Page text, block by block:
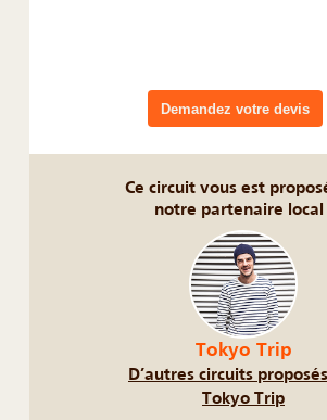
Demandez votre devis
Ce circuit vous est
notre partenaire local
Tokyo Trip
D’autres circuits
Tokyo Trip